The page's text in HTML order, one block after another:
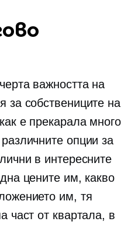
важността на
за собствениците на
е прекарала много
опции за
в интересните
цените им, какво
им, тя
част от квартала, в